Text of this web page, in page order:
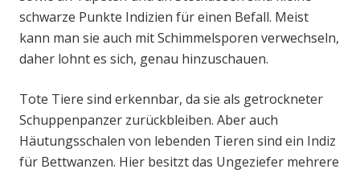
schwarze Punkte Indizien für einen Befall. Meist
kann man sie auch mit Schimmelsporen verwechseln,
daher lohnt es sich, genau hinzuschauen.
Tote Tiere sind erkennbar, da sie als getrockneter
Schuppenpanzer zurückbleiben. Aber auch
Häutungsschalen von lebenden Tieren sind ein Indiz
für Bettwanzen. Hier besitzt das Ungeziefer mehrere